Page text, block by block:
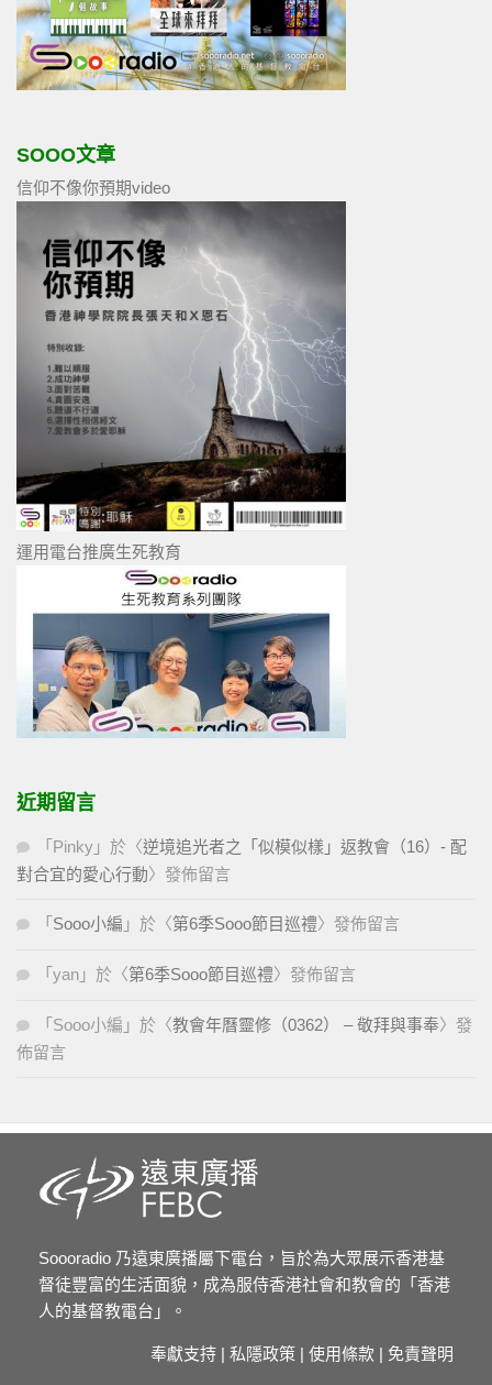
SOOO文章
信仰不像你預期video
運用電台推廣生死教育
近期留言
「 Pinky 」於〈逆境追光者之「似模似樣」返教會（16）- 配
對合宜的愛心行動〉發佈留言
「 Sooo小編 」於〈第6季Sooo節目巡禮〉發佈留言
「 yan 」於〈第6季Sooo節目巡禮〉發佈留言
「 Sooo小編 」於〈教會年曆靈修（0362） – 敬拜與事奉〉發
佈留言
Soooradio 乃遠東廣播屬下電台，旨於為大眾展示香港基
督徒豐富的生活面貌，成為服侍香港社會和教會的「香港
人的基督教電台」。
奉獻支持 | 私隱政策 | 使用條款 | 免責聲明